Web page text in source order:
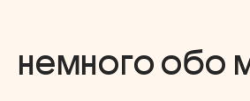
немного обо